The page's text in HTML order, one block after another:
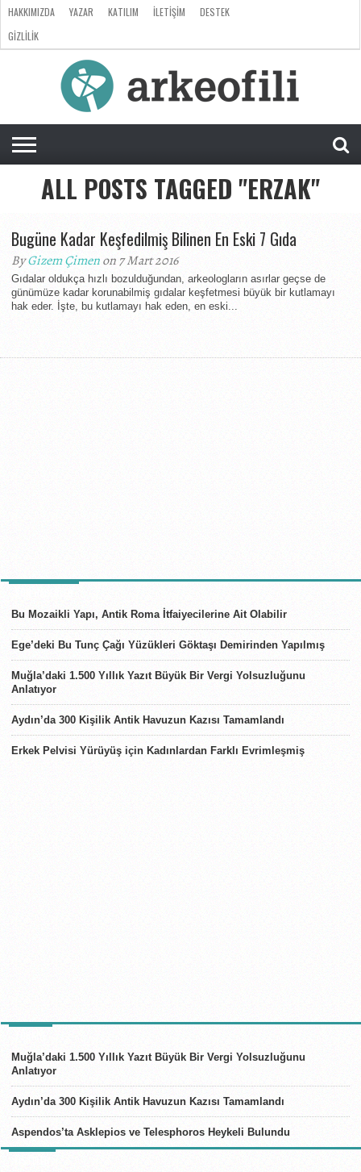
ARKEOLOJI
ANTROPOLOJI
PALEONTOLOJI
EVRIM
DOSYA
CEVAP
RÖPORTAJ
HAKKIMIZDA YAZAR KATILIM İLETIŞIM
DESTEK
GIZLILIK
ALL POSTS TAGGED "ERZAK"
Bugüne Kadar Keşfedilmiş Bilinen En Eski 7 Gıda
ByGizem Çimenon 7 Mart 2016
Gıdalar oldukça hızlı bozulduğundan, arkeologların asırlar geçse de
günümüze kadar korunabilmiş gıdalar keşfetmesi büyük bir kutlamayı
hak eder. İşte, bu kutlamayı hak eden, en eski...
Bu Mozaikli Yapı, Antik Roma İtfaiyecilerine Ait Olabilir
Ege’deki Bu Tunç Çağı Yüzükleri Göktaşı Demirinden Yapılmış
Muğla’daki 1.500 Yıllık Yazıt Büyük Bir Vergi Yolsuzluğunu
Anlatıyor
Aydın’da 300 Kişilik Antik Havuzun Kazısı Tamamlandı
Erkek Pelvisi Yürüyüş için Kadınlardan Farklı Evrimleşmiş
Muğla’daki 1.500 Yıllık Yazıt Büyük Bir Vergi Yolsuzluğunu
Anlatıyor
Aydın’da 300 Kişilik Antik Havuzun Kazısı Tamamlandı
Aspendos’ta Asklepios ve Telesphoros Heykeli Bulundu